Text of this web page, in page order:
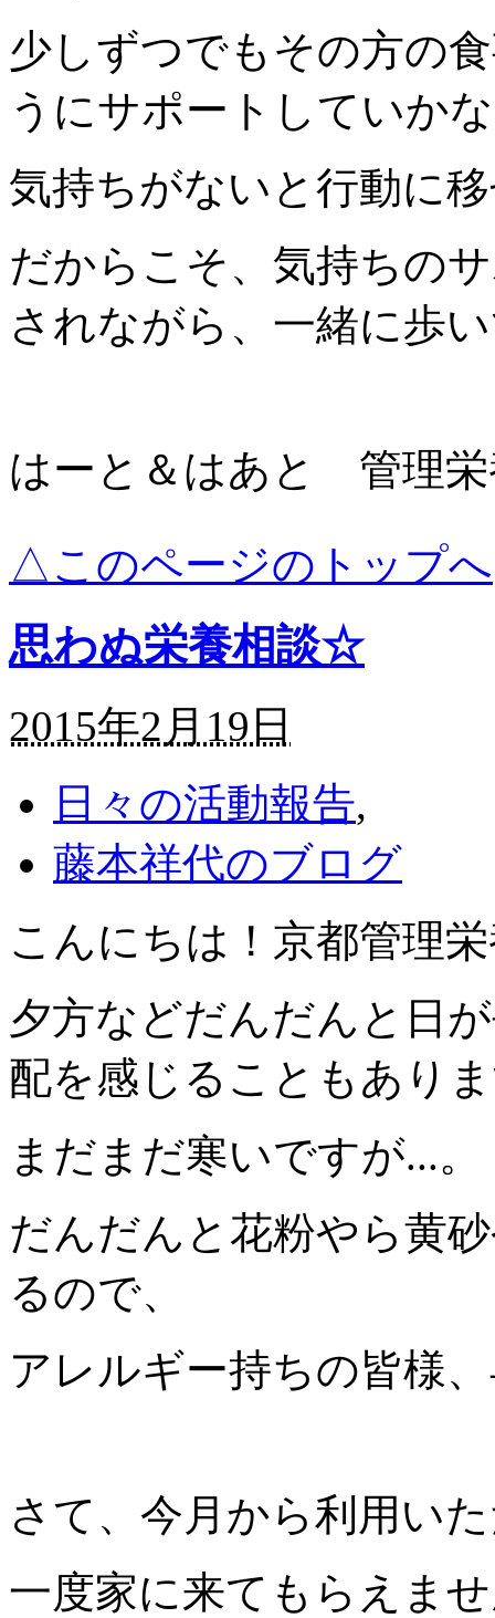
少しずつでもその方の
うにサポートしていか
気持ちがないと行動に
だからこそ、気持ちの
されながら、一緒に歩
はーと＆はあと 管理
△このページのトップへ
思わぬ栄養相談☆
2015年2月19日
日々の活動報告,
藤本祥代のブログ
こんにちは！京都管理
夕方などだんだんと日
配を感じることもあり
まだまだ寒いですが...。
だんだんと花粉やら黄
るので、
アレルギー持ちの皆様
さて、今月から利用い
一度家に来てもらえま